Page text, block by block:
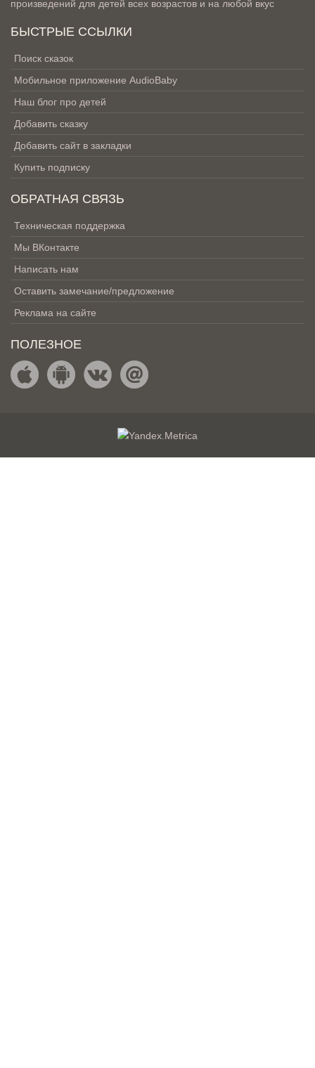
произведений для детей всех возрастов и на любой вкус
БЫСТРЫЕ ССЫЛКИ
Поиск сказок
Мобильное приложение AudioBaby
Наш блог про детей
Добавить сказку
Добавить сайт в закладки
Купить подписку
ОБРАТНАЯ СВЯЗЬ
Техническая поддержка
Мы ВКонтакте
Написать нам
Оставить замечание/предложение
Реклама на сайте
ПОЛЕЗНОЕ